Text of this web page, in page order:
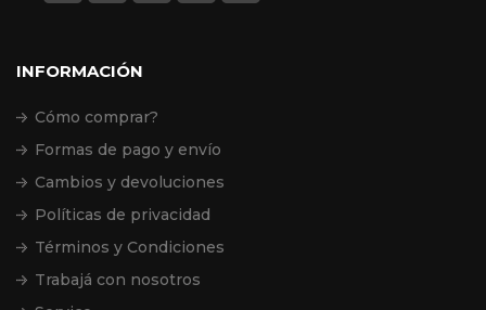
INFORMACIÓN
Cómo comprar?
Formas de pago y envío
Cambios y devoluciones
Políticas de privacidad
Términos y Condiciones
Trabajá con nosotros